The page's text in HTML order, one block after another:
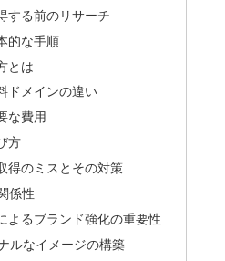
する前のリサーチ
的な手順
とは
ドメインの違い
な費用
方
得のミスとその対策
係性
よるブランド強化の重要性
ルなイメージの構築